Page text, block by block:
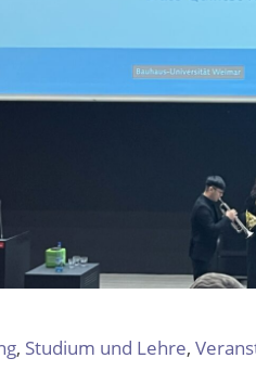
, Studium und Lehre,